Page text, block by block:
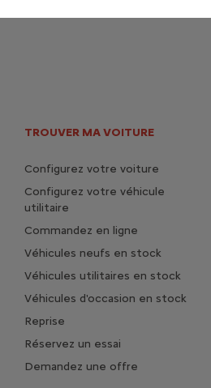
TROUVER MA VOITURE
Configurez votre voiture
Configurez votre véhicule
utilitaire
Commandez en ligne
Véhicules neufs en stock
Véhicules utilitaires en stock
Véhicules d'occasion en stock
Reprise
Réservez un essai
Demandez une offre